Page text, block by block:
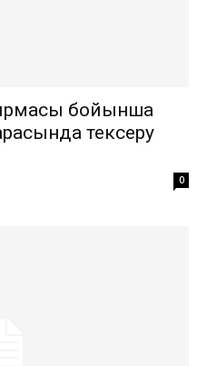
бойынша
тексеру
0